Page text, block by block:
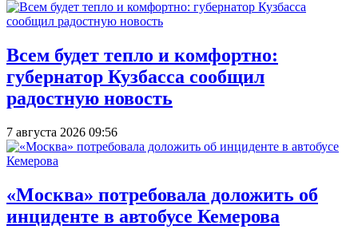
Всем будет тепло и комфортно:
губернатор Кузбасса сообщил
радостную новость
7 августа 2026 09:56
«Москва» потребовала доложить об
инциденте в автобусе Кемерова